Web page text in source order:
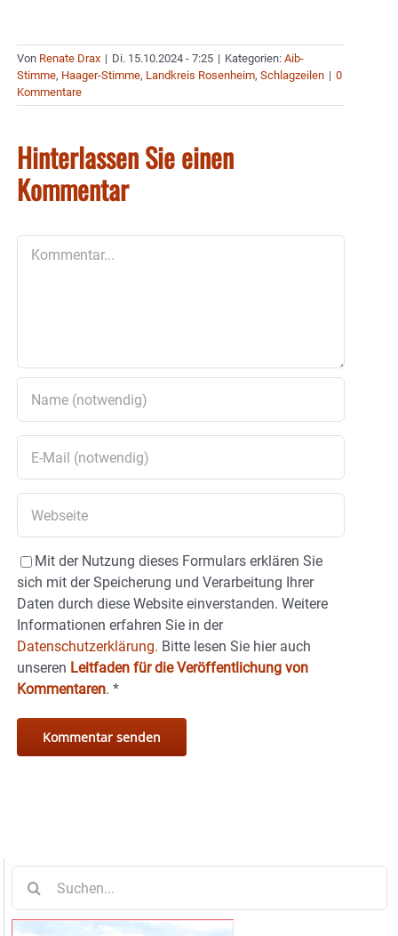
Von Renate Drax | Di. 15.10.2024 - 7:25 | Kategorien: Aib-
Stimme, Haager-Stimme, Landkreis Rosenheim, Schlagzeilen | 0
Kommentare
Hinterlassen Sie einen
Kommentar
Mit der Nutzung dieses Formulars erklären Sie
sich mit der Speicherung und Verarbeitung Ihrer
Daten durch diese Website einverstanden. Weitere
Informationen erfahren Sie in der
Datenschutzerklärung. Bitte lesen Sie hier auch
unseren Leitfaden für die Veröffentlichung von
Kommentaren. *
nach: